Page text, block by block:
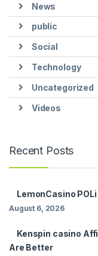
News
public
Social
Technology
Uncategorized
Videos
Recent Posts
LemonCasino
August 6, 2026
Kenspin casino
Are Better